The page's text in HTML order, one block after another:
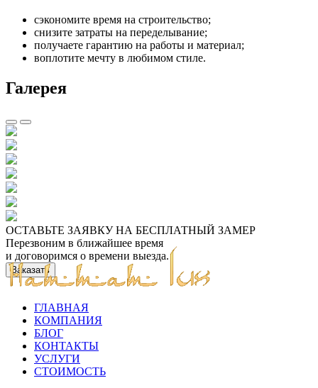
сэкономите время на строительство;
снизите затраты на переделывание;
получаете гарантию на работы и материал;
воплотите мечту в любимом стиле.
Галерея
ОСТАВЬТЕ ЗАЯВКУ НА БЕСПЛАТНЫЙ ЗАМЕР
Перезвоним в ближайшее время
и договоримся о времени выезда.
Заказать
ГЛАВНАЯ
КОМПАНИЯ
БЛОГ
КОНТАКТЫ
УСЛУГИ
СТОИМОСТЬ